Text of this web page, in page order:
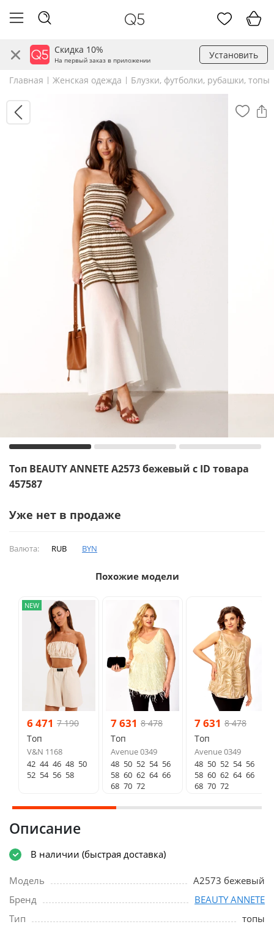
Скидка 10%
На первый заказ в приложении Установить
Главная Женская одежда Блузки, футболки, рубашки, топы
Топ BEAUTY ANNETE A2573 бежевый с ID товара
457587
Уже нет в продаже
Валюта: RUB BYN
Похожие модели
NEW
6 471 7 190
Топ
V&N 1168
42 44 46 48 50
52 54 56 58
7 631 8 478
Топ
Avenue 0349
48 50 52 54 56
58 60 62 64 66
68 70 72
7 631 8 478
Топ
Avenue 0349
48 50 52 54 56
58 60 62 64 66
68 70 72
Описание
В наличии (быстрая доставка)
Модель
A2573 бежевый
Бренд
BEAUTY ANNETE
Тип
топы